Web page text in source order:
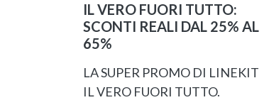
IL VERO FUORI TUTTO:
SCONTI REALI DAL 25% AL
65%
LA SUPER PROMO DI LINEKIT
IL VERO FUORI TUTTO.